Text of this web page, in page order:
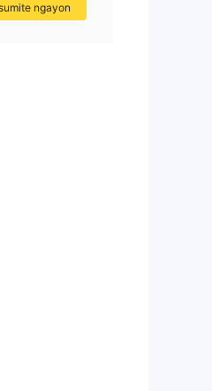
ngayon